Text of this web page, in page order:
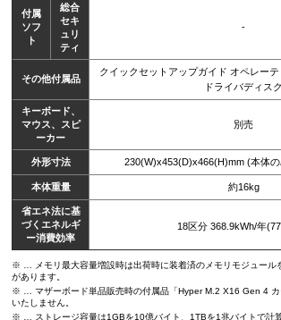
付属
ソフ
ト
総合
セキ
ュリ
ティ
-
その他付属品
クイックセットアップガイド オペレー
ドライバディスク
キーボード、
マウス、スピ
ーカー
別売
外形寸法 230(W)x453(D)x466(H)mm (本体
本体重量 約16kg
省エネ法に基
づくエネルギ
ー消費効率
18区分 368.9kWh/年
※ … メモリ最大容量増設時は出荷時に装着済のメモリモジュール
があります。
※ … マザーボード単品販売時の付属品「Hyper M.2 X16 Gen 4 カ
いたしません。
※ … ストレージ容量は1GBを10億バイト、1TBを1兆バイトで計算